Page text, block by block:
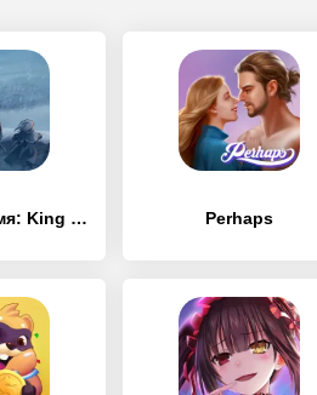
Стужа и пламя: King of Avalon Perhaps